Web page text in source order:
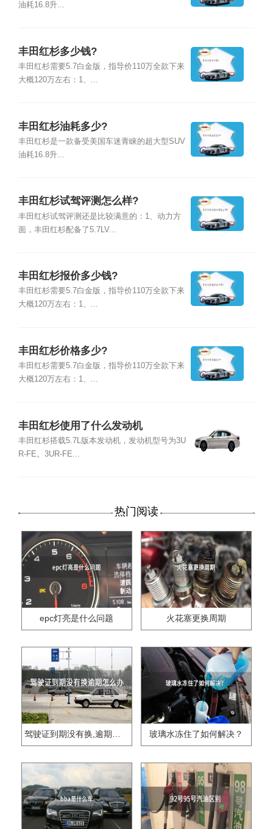
油耗16.8升...
丰田红杉多少钱?
丰田红杉需要5.7白金版，指导价110万全款下来
大概120万左右：1、...
丰田红杉油耗多少?
丰田红杉是一款备受美国车迷青睐的超大型SUV
油耗16.8升...
丰田红杉试驾评测怎么样?
丰田红杉试驾评测还是比较满意的：1、动力方
面，丰田红杉配备了5.7LV...
丰田红杉报价多少钱?
丰田红杉需要5.7白金版，指导价110万全款下来
大概120万左右：1、...
丰田红杉价格多少?
丰田红杉需要5.7白金版，指导价110万全款下来
大概120万左右：1、...
丰田红杉使用了什么发动机
丰田红杉搭载5.7L版本发动机，发动机型号为3U
R-FE。3UR-FE...
热门阅读
epc灯亮是什么问题 火花塞更换周期
驾驶证到期没有换,逾期怎么办?? 玻璃水冻住了如何解决？